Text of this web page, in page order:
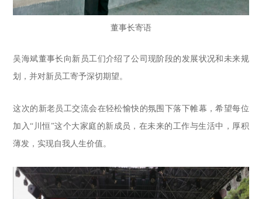
董事长寄语
吴海斌董事长向新员工们介绍了公司现阶段的发展状况和未来规
划，并对新员工寄予深切期望。
这次的新老员工交流会在轻松愉快的氛围下落下帷幕，希望每位
加入“川恒”这个大家庭的新成员，在未来的工作与生活中，厚积
薄发，实现自我人生价值。